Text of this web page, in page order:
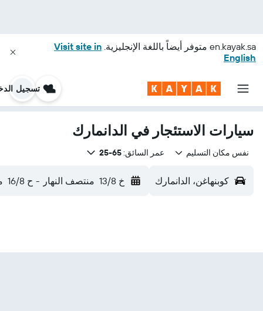
en.kayak.sa متوفر أيضاً باللغة الإنجليزية. Visit site in
English
تسجيل
سيارات الاستئجار في الدانمارك
نفس مكان التسليم عمر السائق:65-25
كوبنهاغن، الدانمارك خ 13/8 منتصف النهار - ح 16/8